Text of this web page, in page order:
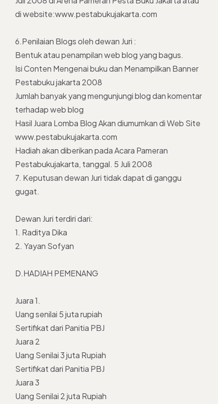
di website:www.pestabukujakarta.com
6.Penilaian Blogs oleh dewan Juri :
Bentuk atau penampilan web blog yang bagus.
Isi Conten Mengenai buku dan Menampilkan Banner
Pestabuku jakarta 2008
Jumlah banyak yang mengunjungi blog dan komentar
terhadap web blog
Hasil Juara Lomba Blog Akan diumumkan di Web Site
www.pestabukujakarta.com
Hadiah akan diberikan pada Acara Pameran
Pestabukujakarta, tanggal. 5 Juli 2008
7. Keputusan dewan Juri tidak dapat di ganggu
gugat.
Dewan Juri terdiri dari:
1. Raditya Dika
2. Yayan Sofyan
D.HADIAH PEMENANG
Juara 1.
Uang senilai 5 juta rupiah
Sertifikat dari Panitia PBJ
Juara 2
Uang Senilai 3 juta Rupiah
Sertifikat dari Panitia PBJ
Juara 3
Uang Senilai 2 juta Rupiah